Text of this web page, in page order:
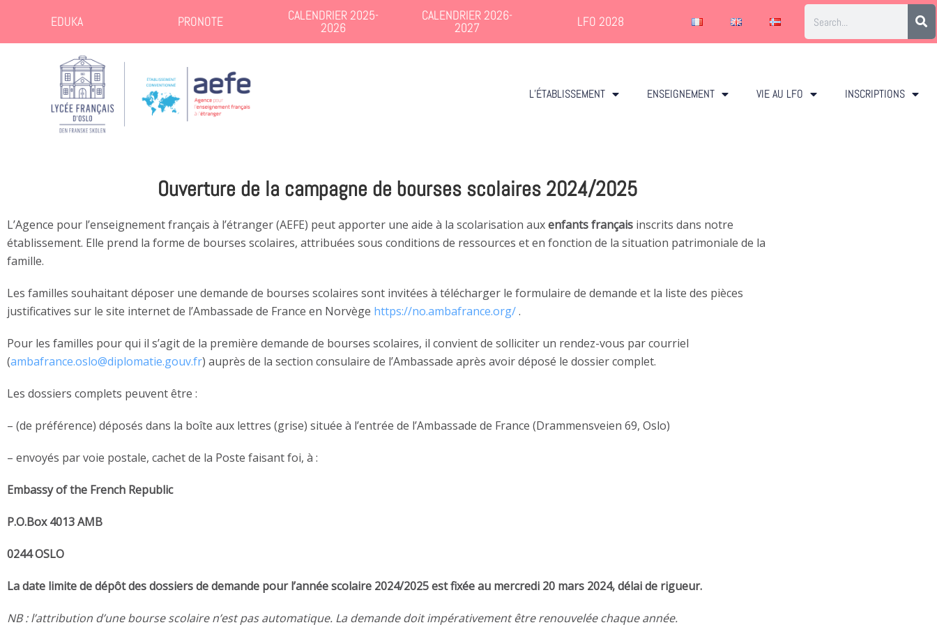
EDUKA PRONOTE CALENDRIER 2025-
2026
CALENDRIER 2026-
2027 LFO 2028
L’ÉTABLISSEMENT ENSEIGNEMENT VIE AU LFO INSCRIPTIONS
Ouverture de la campagne de bourses scolaires 2024/2025
L’Agence pour l’enseignement français à l’étranger (AEFE) peut apporter une aide à la scolarisation auxenfants français inscrits dans notre
établissement. Elle prend la forme de bourses scolaires, attribuées sous conditions de ressources et en fonction de la situation patrimoniale de la
famille.
Les familles souhaitant déposer une demande de bourses scolaires sont invitées à télécharger le formulaire de demande et la liste des pièces
justificatives sur le site internet de l’Ambassade de France en Norvège https://no.ambafrance.org/.
Pour les familles pour qui il s’agit de la première demande de bourses scolaires, il convient de solliciter un rendez-vous par courriel
(ambafrance.oslo@diplomatie.gouv.fr) auprès de la section consulaire de l’Ambassade après avoir déposé le dossier complet.
Les dossiers complets peuvent être :
– (de préférence) déposés dans la boîte aux lettres (grise) située à l’entrée de l’Ambassade de France (Drammensveien 69, Oslo)
– envoyés par voie postale, cachet de la Poste faisant foi, à :
Embassy of the French Republic
P.O.Box 4013 AMB
0244 OSLO
La date limite dedépôtdes dossiers dedemande pour l’année scolaire 2024/2025est fixée au mercredi 20 mars 2024,délai de rigueur.
NB : l’attribution d’une bourse scolaire n’est pas automatique. La demande doit impérativement être renouvelée chaque année.